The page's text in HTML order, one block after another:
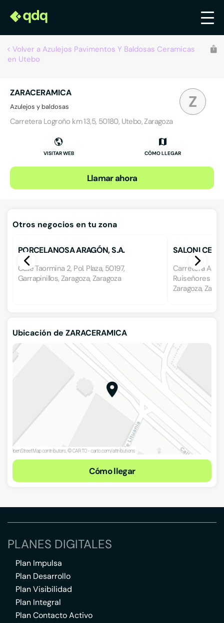
Volver a Azulejos Pavimentos Y Baldosas Ceramicas
en Utebo
Z
ZARACERAMICA
Azulejos y baldosas
Carretera Logroño km 13,5, 50180, Utebo, Zaragoza
VISITAR WEB CÓMO LLEGAR
Llamar ahora
Otros negocios en tu zona
PORCELANOSA ARAGÓN, S.A.
Calle Taormina 2, Pol. Plaza, 50197,
Garrapinillos, Zaragoza, Zaragoza
SALONI
Carretera
Ruiseñores II
Zaragoza,
Ubicación de ZARACERAMICA
Cómo llegar
PLANES DIGITALES
Plan Impulsa
Plan Desarrollo
Plan Visibilidad
Plan Integral
Plan Contacto Activo